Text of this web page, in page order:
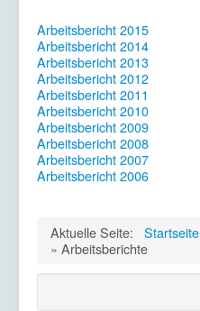
Arbeitsbericht 2015
Arbeitsbericht 2014
Arbeitsbericht 2013
Arbeitsbericht 2012
Arbeitsbericht 2011
Arbeitsbericht 2010
Arbeitsbericht 2009
Arbeitsbericht 2008
Arbeitsbericht 2007
Arbeitsbericht 2006
Aktuelle Seite: Startseite
» Arbeitsberichte